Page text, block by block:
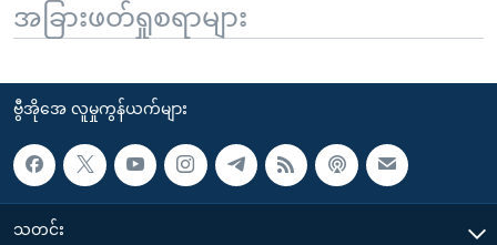
အခြားဖတ်ရှုစရာများ
ဗွီအိုအေ လူမှုကွန်ယက်များ
သတင်း